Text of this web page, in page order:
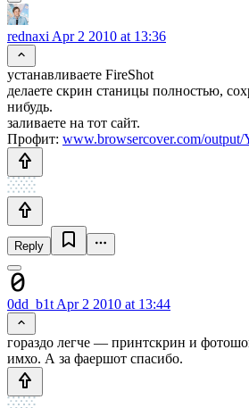
rednaxi Apr 2 2010 at 13:36
устанавливаете FireShot
делаете скрин станицы полностью,
нибудь.
заливаете на тот сайт.
Профит: www.browsercover.com/output/
Reply
0dd_b1t Apr 2 2010 at 13:44
гораздо легче — принтскрин и
имхо. А за фаершот спасибо.